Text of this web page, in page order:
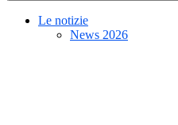
Le notizie
News 2026